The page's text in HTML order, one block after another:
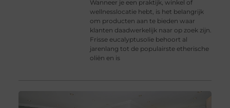
Wanneer je een praktijk, winkel of
wellnesslocatie hebt, is het belangrijk
om producten aan te bieden waar
klanten daadwerkelijk naar op zoek zijn.
Frisse eucalyptusolie behoort al
jarenlang tot de populairste etherische
oliën en is